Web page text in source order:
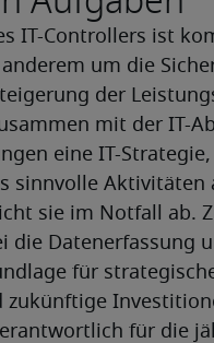
IT-Controllers ist
um die
der
mit der IT-
eine IT-
sinnvolle Aktivitäten
sie im Notfall ab.
die Datenerfassung
für
zukünftige
für die